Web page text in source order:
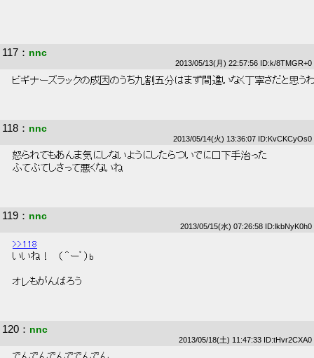
117 ： nnc
2013/05/13(月) 22:57:56 ID:k/8TMGR+0
ビギナーズラックの成因のうち九割五分はまず間違いなく丁寧さだと思う
118 ： nnc
2013/05/14(火) 13:36:07 ID:KvCKCyOs0
怒られてもあんま気にしないようにしたらついでに口下手治った
ふてぶてしさって悪くないね
119 ： nnc
2013/05/15(水) 07:26:58 ID:lkbNyK0h0
>>118
いいね！　（ ＾ー゜）b
オレもがんばろう
120 ： nnc
2013/05/18(土) 11:47:33 ID:tHvr2CXA0